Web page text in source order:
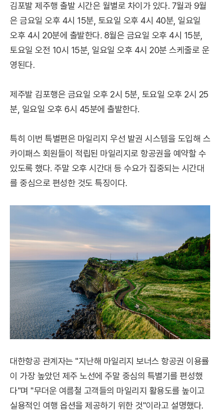
김포발 제주행 출발 시간은 월별로 차이가 있다. 7월과 9월
은 금요일 오후 4시 15분, 토요일 오후 4시 40분, 일요일
오후 4시 20분에 출발한다. 8월은 금요일 오후 4시 15분,
토요일 오전 10시 15분, 일요일 오후 4시 20분 스케줄로 운
영된다.
제주발 김포행은 금요일 오후 2시 5분, 토요일 오후 2시 25
분, 일요일 오후 6시 45분에 출발한다.
특히 이번 특별편은 마일리지 우선 발권 시스템을 도입해 스
카이패스 회원들이 적립된 마일리지로 항공권을 예약할 수
있도록 했다. 주말 오후 시간대 등 수요가 집중되는 시간대
를 중심으로 편성한 것도 특징이다.
대한항공 관계자는 "지난해 마일리지 보너스 항공권 이용률
이 가장 높았던 제주 노선에 주말 중심의 특별기를 편성했
다"며 "무더운 여름철 고객들의 마일리지 활용도를 높이고
실용적인 여행 옵션을 제공하기 위한 것"이라고 설명했다.